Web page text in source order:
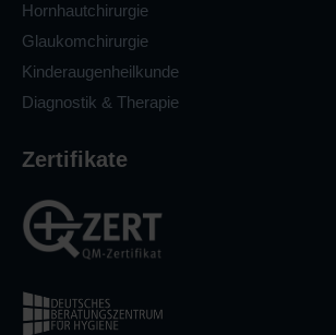
Hornhautchirurgie
Glaukomchirurgie
Kinderaugenheilkunde
Diagnostik & Therapie
Zertifikate